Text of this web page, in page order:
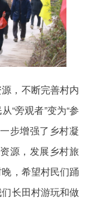
，不断完善村内
“旁观者”变为“参
步增强了乡村凝
源，发展乡村旅
，希望村民们踊
长田村游玩和做